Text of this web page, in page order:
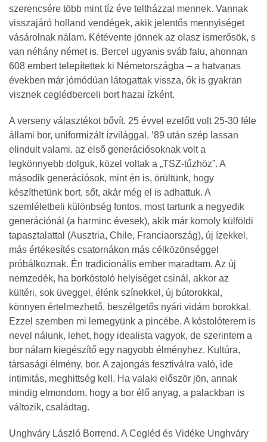
szerencsére több mint tíz éve teltházzal mennek. Vannak
visszajáró holland vendégek, akik jelentős mennyiséget
vásárolnak nálam. Kétévente jönnek az olasz ismerősök, s
van néhány német is. Bercel ugyanis sváb falu, ahonnan
608 embert telepítettek ki Németországba – a hatvanas
években már jómódúan látogattak vissza, ők is gyakran
visznek ceglédberceli bort hazai ízként.
A verseny választékot bővít. 25 évvel ezelőtt volt 25-30 féle
állami bor, uniformizált ízvilággal. ’89 után szép lassan
elindult valami. az első generációsoknak volt a
legkönnyebb dolguk, közel voltak a „TSZ-tűzhöz”. A
második generációsok, mint én is, örültünk, hogy
készíthetünk bort, sőt, akár még el is adhattuk. A
szemléletbeli különbség fontos, most tartunk a negyedik
generációnál (a harminc évesek), akik már komoly külföldi
tapasztalattal (Ausztria, Chile, Franciaország), új ízekkel,
más értékesítés csatornákon más célközönséggel
próbálkoznak. Én tradicionális ember maradtam. Az új
nemzedék, ha borkóstoló helyiséget csinál, akkor az
kültéri, sok üveggel, élénk színekkel, új bútorokkal,
könnyen értelmezhető, beszélgetős nyári vidám borokkal.
Ezzel szemben mi lemegyünk a pincébe. A kóstolóterem is
nevel nálunk, lehet, hogy idealista vagyok, de szerintem a
bor nálam kiegészítő egy nagyobb élményhez. Kultúra,
társasági élmény, bor. A zajongás fesztiválra való, ide
intimitás, meghittség kell. Ha valaki először jön, annak
mindig elmondom, hogy a bor élő anyag, a palackban is
változik, családtag.
Unghváry László Borrend. A Cegléd és Vidéke Unghváry